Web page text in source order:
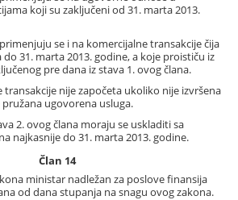
koji su zaključeni od 31. marta 2013.
se i na komercijalne transakcije čija
do 31. marta 2013. godine, a koje proističu iz
pre dana iz stava 1. ovog člana.
transakcije nije započeta ukoliko nije izvršena
ugovorena usluga.
2. ovog člana moraju se uskladiti sa
najkasnije do 31. marta 2013. godine.
Član 14
ministar nadležan za poslove finansija
od dana stupanja na snagu ovog zakona.